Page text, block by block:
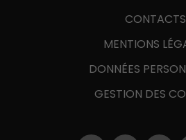
CONTACTS
MENTIONS
DONNÉES
GESTION DES